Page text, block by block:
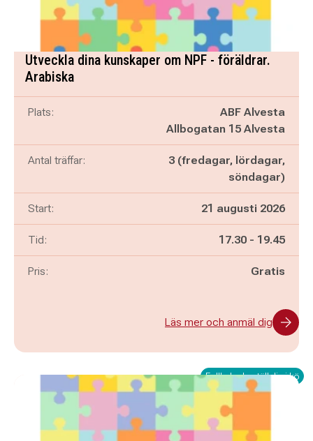
Utveckla dina kunskaper om NPF - föräldrar.
Arabiska
Plats:
ABF Alvesta
Allbogatan 15 Alvesta
Antal träffar:
3 (fredagar, lördagar,
söndagar)
Start: 21 augusti 2026
Tid: Pågår mellan
17.30 - och
19.45
Pris: Gratis
Läs mer och anmäl dig
Fullbokad - ställ dig i kö